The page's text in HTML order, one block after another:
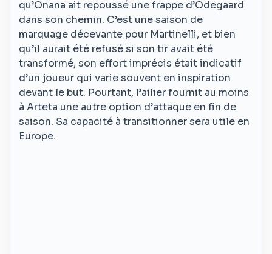
qu’Onana ait repoussé une frappe d’Odegaard
dans son chemin. C’est une saison de
marquage décevante pour Martinelli, et bien
qu’il aurait été refusé si son tir avait été
transformé, son effort imprécis était indicatif
d’un joueur qui varie souvent en inspiration
devant le but. Pourtant, l’ailier fournit au moins
à Arteta une autre option d’attaque en fin de
saison. Sa capacité à transitionner sera utile en
Europe.